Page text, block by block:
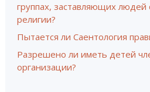
группах, заставляющих людей
религии?
Пытается ли Саентология
Разрешено ли иметь детей
организации?